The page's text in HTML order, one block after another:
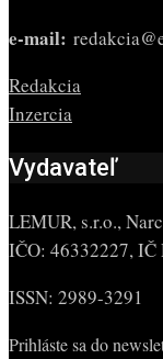
e-mail:
Redakcia
Inzercia
Vydavateľ
LEMUR, s.r.o.,
IČO: 46332227, IČ
ISSN: 2989-3291
Prihláste sa do